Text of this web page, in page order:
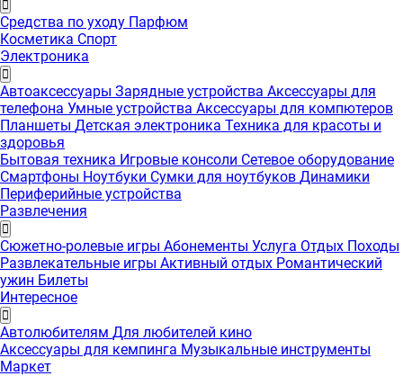
Средства по уходу Парфюм
Косметика Спорт
Электроника
Автоаксессуары Зарядные устройства Аксессуары для
телефона Умные устройства Аксессуары для компютеров
Планшеты Детская электроника Техника для красоты и
здоровья
Бытовая техника Игровые консоли Сетевое оборудование
Смартфоны Ноутбуки Сумки для ноутбуков Динамики
Периферийные устройства
Развлечения
Сюжетно-ролевые игры Абонементы Услуга Отдых Походы
Развлекательные игры Активный отдых Романтический
ужин Билеты
Интересноe
Автолюбителям Для любителей кино
Аксессуары для кемпинга Музыкальные инструменты
Маркет